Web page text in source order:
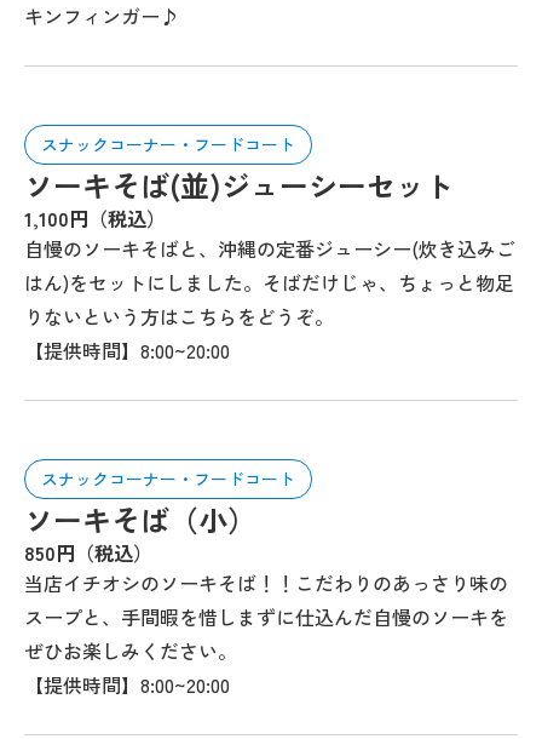
キンフィンガー♪
スナックコーナー・フードコート
ソーキそば(並)ジューシーセット
1,100円（税込）
自慢のソーキそばと、沖縄の定番ジューシー(炊き込みご
はん)をセットにしました。そばだけじゃ、ちょっと物足
りないという方はこちらをどうぞ。
【提供時間】8:00~20:00
スナックコーナー・フードコート
ソーキそば（小）
850円（税込）
当店イチオシのソーキそば！！こだわりのあっさり味の
スープと、手間暇を惜しまずに仕込んだ自慢のソーキを
ぜひお楽しみください。
【提供時間】8:00~20:00